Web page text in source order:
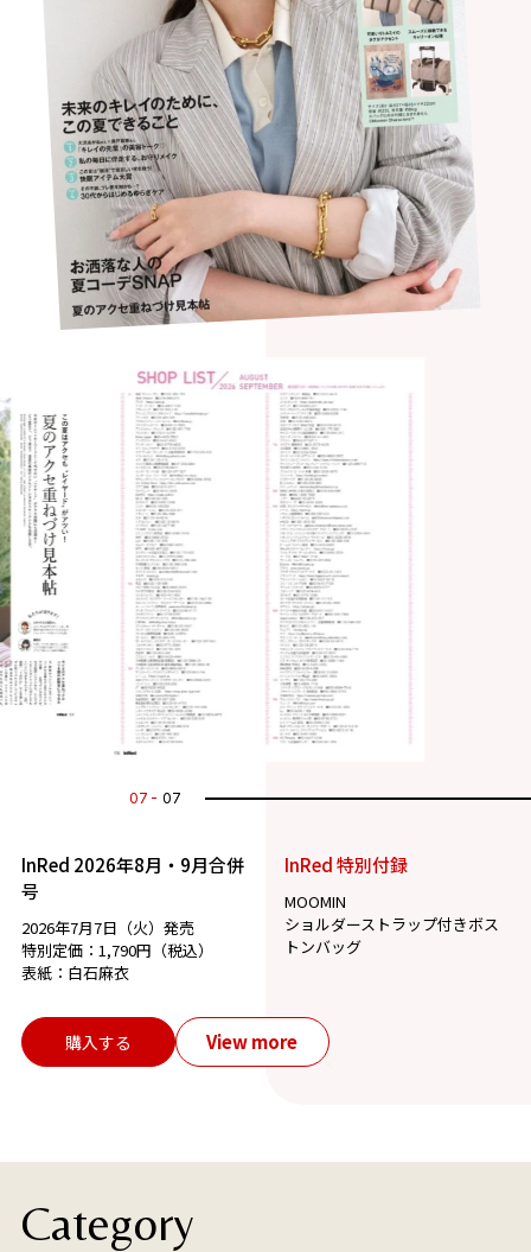
07 07
InRed 2026年8月・9月合併
号
2026年7月7日（火）発売
特別定価：1,790円（税込）
表紙：白石麻衣
InRed 特別付録
MOOMIN
ショルダーストラップ付きボス
トンバッグ
購入する View more
Category